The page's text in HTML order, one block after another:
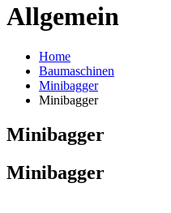
Allgemein
Home
Baumaschinen
Minibagger
Minibagger
Minibagger
Minibagger